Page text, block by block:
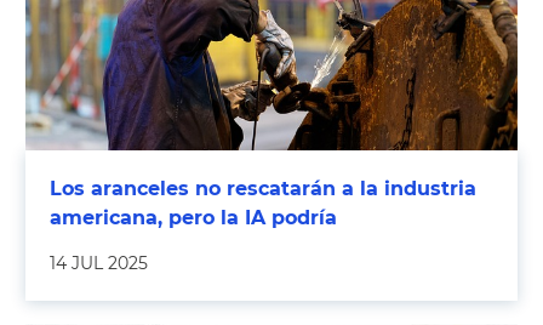
Los aranceles no rescatarán a la industria
americana, pero la IA podría
14 JUL 2025